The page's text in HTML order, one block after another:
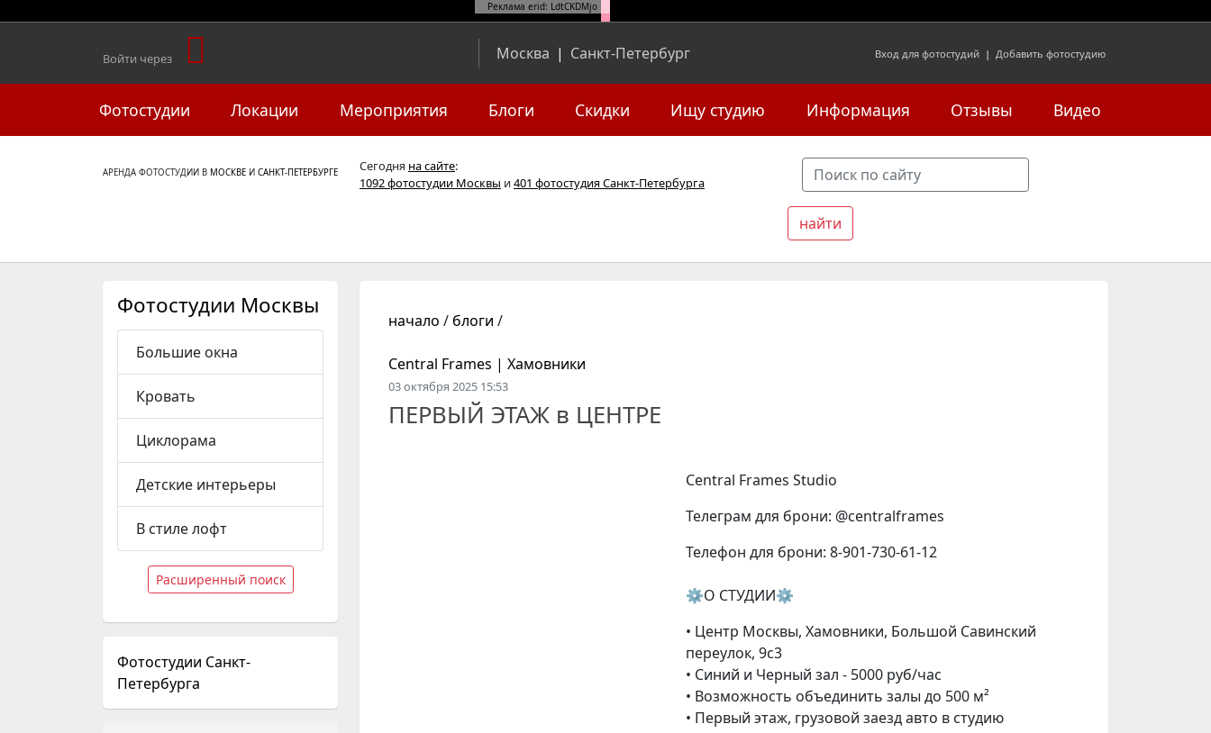
Реклама erid: LdtCKDMjo
Войти через Москва | Санкт-Петербург Вход для фотостудий | Добавить фотостудию
Фотостудии Локации Мероприятия Блоги Скидки Ищу студию Информация Отзывы Видео
АРЕНДА ФОТОСТУДИИ В МОСКВЕ И САНКТ-ПЕТЕРБУРГЕ Сегодня на сайте:
1092 фотостудии Москвы и401 фотостудия Санкт-Петербурга
начало / блоги /
Central Frames | Хамовники
03 октября 2025 15:53
ПЕРВЫЙ ЭТАЖ в ЦЕНТРЕ
Central Frames Studio
Телегрaм для брони: @centralframes
Телефон для брони: 8-901-730-61-12
⚙️О СТУДИИ⚙️
• Центр Москвы, Хамовники, Большой Савинский
переулок, 9с3
• Синий и Черный зал - 5000 руб/час
• Возможность объединить залы до 500 м²
• Первый этаж, грузовой заезд авто в студию
Фотостудии Москвы
Большие окна
Кровать
Циклорама
Детские интерьеры
В стиле лофт
Расширенный поиск
Фотостудии Санкт-
Петербурга